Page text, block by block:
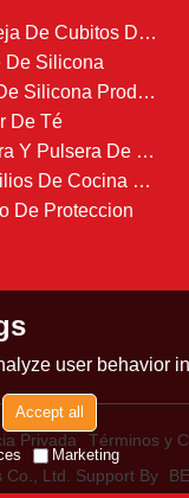
Bandeja De Cubitos De Hielo De Silicona
De Silicona
Taza De Silicona Producto
De Té
Pulsera Y Pulsera De Silicona
Utensilios De Cocina De Silicona
De Proteccion
Privada
Términos y
Ltd. Support By
user behavior
Accept all
Marketing